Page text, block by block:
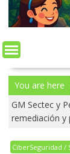
You are here
GM Sectec y
remediación y
CiberSeguridad /